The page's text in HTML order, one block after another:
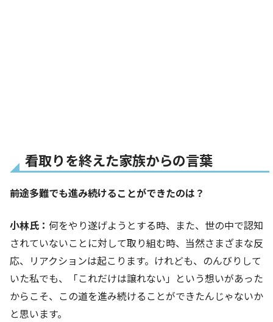
看取りを終えた家族からの言葉
――前途多難でも進み続けることができたのは？
小林氏： 何をやり遂げようとする時、また、世の中で認知
されていないことに対して取り組む時、当然さまざまな反
応、リアクションは起こります。けれども、のんびりして
いた私でも、「これだけは譲れない」という想いがあった
からこそ、この道を進み続けることができたんじゃないか
と思います。